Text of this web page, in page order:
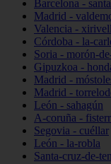
Barcelona -
Madrid -
Valencia -
Córdoba - la-
Soria - morón-
Gipuzkoa -
Madrid -
Madrid -
León - sahagún
A-coruña -
Segovia - cuéllar
León - la-robla
Santa-cruz-de-